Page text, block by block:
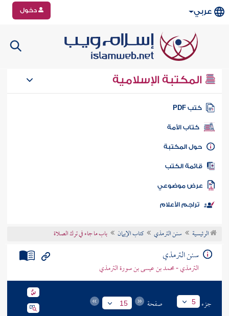
عربي دخول
المكتبة الإسلامية
كتب PDF
كتاب الأمة
المكتبة
الكتب
موضوعي
تراجم الأعلام
الرئيسية سنن الترمذي كتاب الإيمان باب ما جاء في ترك الصلاة
سنن الترمذي
الترمذي - محمد بن عيسى بن سورة الترمذي
جزء 5 صفحة 15